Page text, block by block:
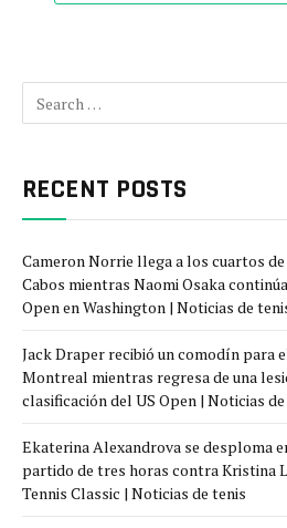
RECENT POSTS
Cameron Norrie llega a los cuartos
Cabos mientras Naomi Osaka
Open en Washington | Noticias de
Jack Draper recibió un comodín para
Montreal mientras regresa de una
clasificación del US Open | Noticias
Ekaterina Alexandrova se desploma
partido de tres horas contra Kristina
Tennis Classic | Noticias de tenis